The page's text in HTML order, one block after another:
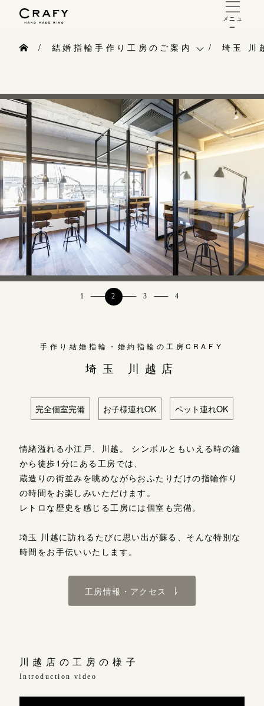
メニュ
ー
指輪制作の流れ
オーダーメイド 結婚指輪・婚約指輪
指輪作品集
インタビュー
工房一覧
よくあるご質問
アフターケア・保証
その他
用語集
結婚指輪手作り工房のご案内
手作り指輪作品集
お問い合わせ
お客様インタビュー
指輪のハンドメイド・手作り
CRAFYについて
埼玉 川
広島店
長野
京都店
神奈川
東京
東京
手作り結婚指輪・婚約指輪の工房CRAFY
埼玉 川越店
完全個室完備 お子様連れOK ペット連れOK
情緒溢れる小江戸、川越。 シンボルともいえる時の鐘
から徒歩1分にある工房では、
蔵造りの街並みを眺めながらおふたりだけの指輪作り
の時間をお楽しみいただけます。
レトロな歴史を感じる工房には個室も完備。
埼玉 川越に訪れるたびに思い出が蘇る、そんな特別な
時間をお手伝いいたします。
工房情報・アクセス
川越店の工房の様子
Introduction video
10:00～18:00 /年中無休
年末年始は除く
こちら
目黒本店 来店ご予約
表参道店 来店ご予約
来店ご予約
鎌倉店 来店ご予約
大阪本店
京都店 来店ご予約
広島店
オーダーメイド ご予約